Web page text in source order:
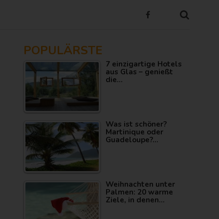
POPULÄRSTE
7 einzigartige Hotels
aus Glas – genießt
die…
Was ist schöner?
Martinique oder
Guadeloupe?…
Weihnachten unter
Palmen: 20 warme
Ziele, in denen…